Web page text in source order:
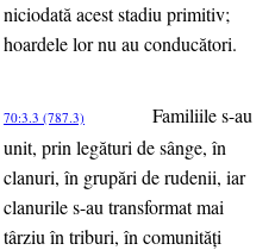
niciodată acest stadiu primitiv;
hoardele lor nu au conducători.
70:3.3 (787.3)
Familiile s-au
unit, prin legături de sânge, în
clanuri, în grupări de rudenii, iar
clanurile s-au transformat mai
târziu în triburi, în comunităţi